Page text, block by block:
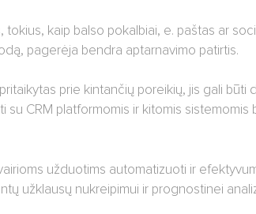
kaip balso pokalbiai, e. paštas ar
pagerėja bendra aptarnavimo patirtis.
prie kintančių poreikių, jis gali būti
CRM platformomis ir kitomis sistemomis
užduotims automatizuoti ir
užklausų nukreipimui ir prognostinei